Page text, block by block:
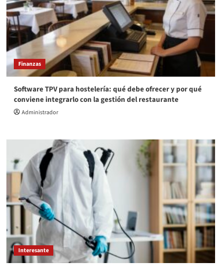
Finanzas
Software TPV para hostelería: qué debe ofrecer y por qué
conviene integrarlo con la gestión del restaurante
Administrador
Interesante